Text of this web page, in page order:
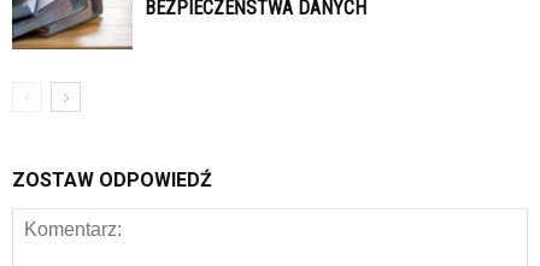
BEZPIECZEŃSTWA DANYCH
ZOSTAW ODPOWIEDŹ